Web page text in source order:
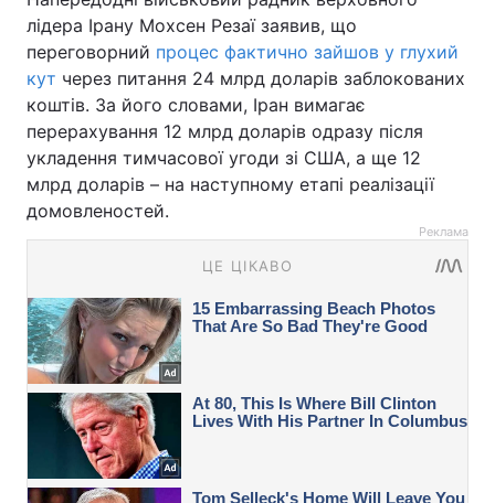
лідера Ірану Мохсен Резаї заявив, що
переговорний процес фактично зайшов у глухий
кут через питання 24 млрд доларів заблокованих
коштів. За його словами, Іран вимагає
перерахування 12 млрд доларів одразу після
укладення тимчасової угоди зі США, а ще 12
млрд доларів – на наступному етапі реалізації
домовленостей.
Реклама